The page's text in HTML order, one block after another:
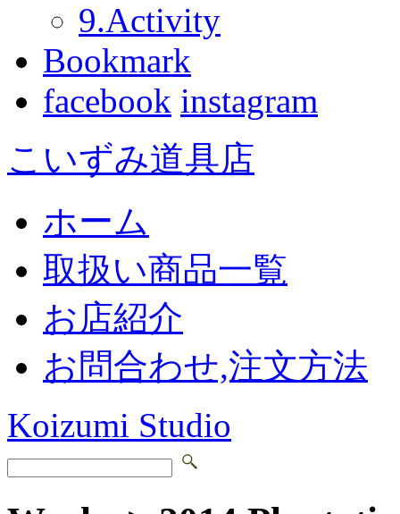
9.Activity
Bookmark
facebook instagram
こいずみ道具店
ホーム
取扱い商品一覧
お店紹介
お問合わせ,注文方法
Koizumi Studio